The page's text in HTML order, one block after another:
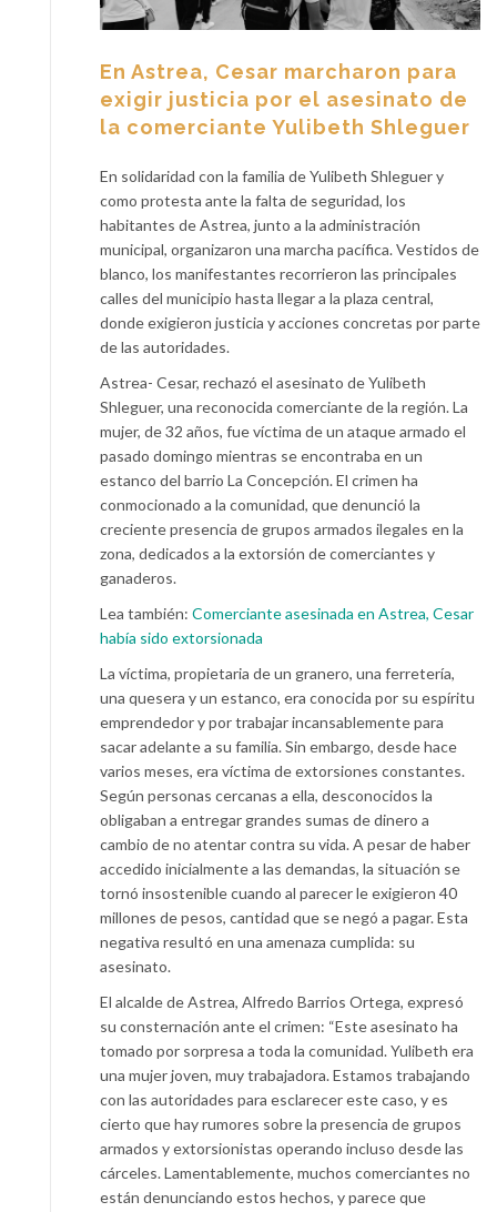
En Astrea, Cesar marcharon para
exigir justicia por el asesinato de
la comerciante Yulibeth Shleguer
En solidaridad con la familia de Yulibeth Shleguer y
como protesta ante la falta de seguridad, los
habitantes de Astrea, junto a la administración
municipal, organizaron una marcha pacífica. Vestidos de
blanco, los manifestantes recorrieron las principales
calles del municipio hasta llegar a la plaza central,
donde exigieron justicia y acciones concretas por parte
de las autoridades.
Astrea- Cesar, rechazó el asesinato de Yulibeth
Shleguer, una reconocida comerciante de la región. La
mujer, de 32 años, fue víctima de un ataque armado el
pasado domingo mientras se encontraba en un
estanco del barrio La Concepción. El crimen ha
conmocionado a la comunidad, que denunció la
creciente presencia de grupos armados ilegales en la
zona, dedicados a la extorsión de comerciantes y
ganaderos.
Lea también: Comerciante asesinada en Astrea, Cesar
había sido extorsionada
La víctima, propietaria de un granero, una ferretería,
una quesera y un estanco, era conocida por su espíritu
emprendedor y por trabajar incansablemente para
sacar adelante a su familia. Sin embargo, desde hace
varios meses, era víctima de extorsiones constantes.
Según personas cercanas a ella, desconocidos la
obligaban a entregar grandes sumas de dinero a
cambio de no atentar contra su vida. A pesar de haber
accedido inicialmente a las demandas, la situación se
tornó insostenible cuando al parecer le exigieron 40
millones de pesos, cantidad que se negó a pagar. Esta
negativa resultó en una amenaza cumplida: su
asesinato.
El alcalde de Astrea, Alfredo Barrios Ortega, expresó
su consternación ante el crimen: “Este asesinato ha
tomado por sorpresa a toda la comunidad. Yulibeth era
una mujer joven, muy trabajadora. Estamos trabajando
con las autoridades para esclarecer este caso, y es
cierto que hay rumores sobre la presencia de grupos
armados y extorsionistas operando incluso desde las
cárceles. Lamentablemente, muchos comerciantes no
están denunciando estos hechos, y parece que